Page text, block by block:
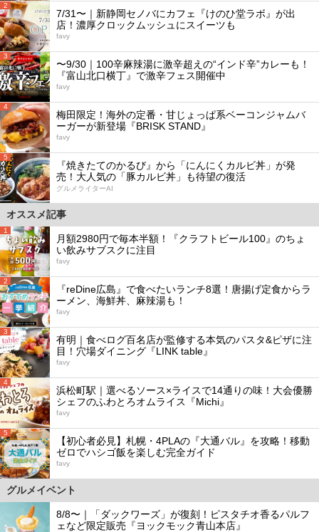
2
7/31〜｜新静岡セノバにカフェ『けのひ堂ラボ』が出
店！濃厚クロックムッシュにスイーツも
favy
3
〜9/30｜100辛麻辣湯に激辛超えの“インド辛”カレーも！
『富山北口横丁』で激辛フェス開催中
favy
4
梅田限定！海外の定番・甘じょっぱ系ベーコンジャムバ
ーガーが新登場『BRISK STAND』
favy
5
『焼きたてのかるび』から「にんにくカルビ丼」が発
売！大人気の「豚カルビ丼」も待望の復活
グルメライターAI
オススメ記事
1
月額2980円で毎本半額！『クラフトビール100』のちょ
い飲みサブスクに注目
favy
2
『reDine広島』で食べたいランチ8選！唐揚げ定食からラ
ーメン、海鮮丼、麻辣湯も！
favy
3
有明｜食べログ百名店が監修する本気のパスタ&ピザに注
目！穴場ダイニング『LINK table』
favy
4
浜松町駅｜選べるソース×ライスで14通りの味！大会優勝
シェフのふわとろオムライス『Michi』
favy
5
【初心者必見】札幌・4PLAの『大通バル』を攻略！移動
ゼロでハシゴ飯を楽しむ完全ガイド
favy
グルメイベント
8/8〜｜「ダックワーズ」が復刻！ピスタチオ香るパルフ
ェなど限定販売『ヨックモック青山本店』